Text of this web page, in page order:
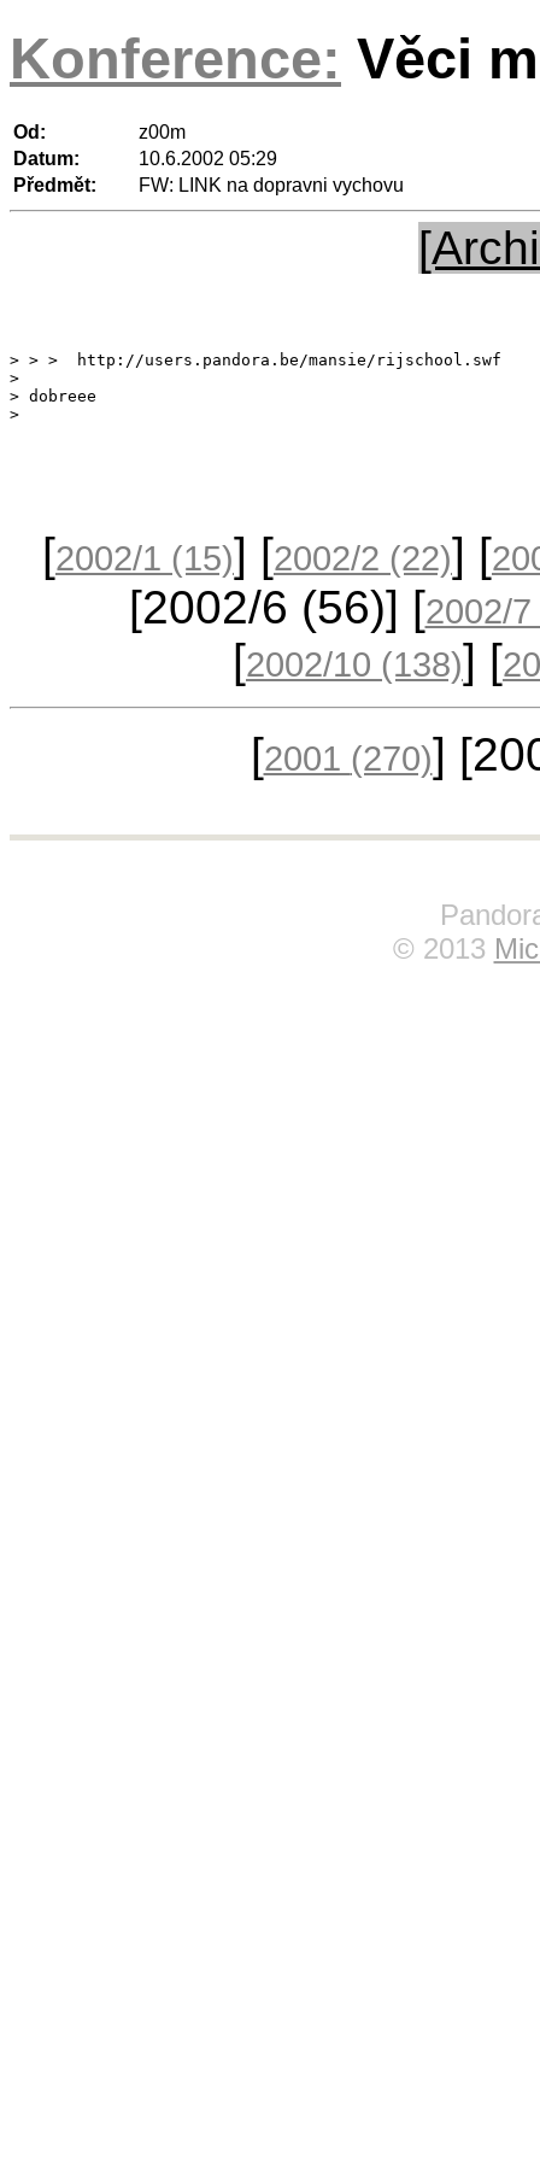
Konference: Věci
Od:
z00m
Datum:
10.6.2002 05:29
Předmět:
FW: LINK na dopravni vychovu
>
> dobreee
[2002/1 (15)] [2002/2 (22)] [
[2002/6 (56)] [2002/7
[2002/10 (138)] [
[2001 (270)]
© 2013